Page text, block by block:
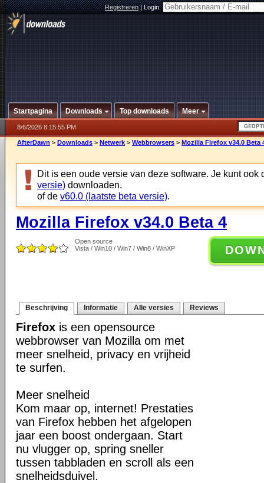
Registreren|Login:
Startpagina Downloads Top downloads Meer
8/6/2026 8:15:55 PM
AfterDawn > Downloads > Netwerk > Webbrowsers > Mozilla Firefox v34.0 Beta
Dit is een oude versie van deze software. Je kunt ook
versie) downloaden.
of de v60.0 (laatste beta versie).
Mozilla Firefox v34.0 Beta 4
Open source
Vista / Win10 / Win7 / Win8 / WinXP
Beschrijving Informatie Alle versies Reviews
Firefox is een opensource
webbrowser van Mozilla om met
meer snelheid, privacy en vrijheid
te surfen.
Meer snelheid
Kom maar op, internet! Prestaties
van Firefox hebben het afgelopen
jaar een boost ondergaan. Start
nu vlugger op, spring sneller
tussen tabbladen en scroll als een
snelheidsduivel.